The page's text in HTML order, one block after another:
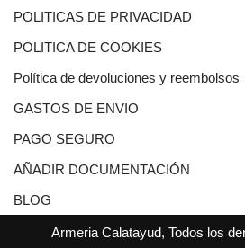
POLITICAS DE PRIVACIDAD
POLITICA DE COOKIES
Política de devoluciones y reembolsos
GASTOS DE ENVIO
PAGO SEGURO
AÑADIR DOCUMENTACIÓN
BLOG
Armeria Calatayud, Todos los